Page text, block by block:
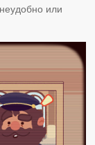
неудобно или